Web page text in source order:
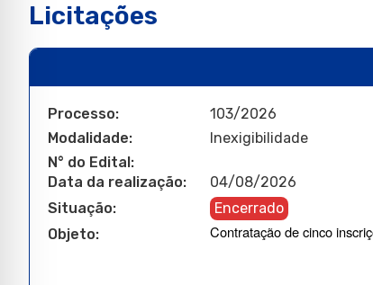
Licitações
Processo:
103/2026
Modalidade:
Inexigibilidade
N° do Edital:
Data da realização:
04/08/2026
Situação:
Encerrado
Objeto:
Contratação de cinco